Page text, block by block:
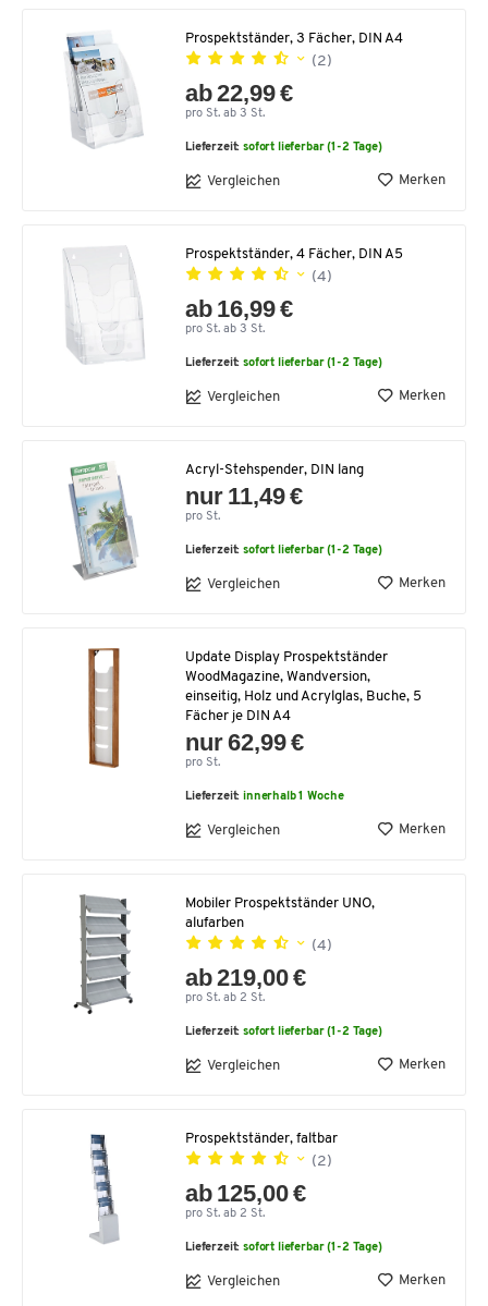
Prospektständer, 3 Fächer, DIN A4
(2)
ab 22,99 €
pro St. ab 3 St.
Lieferzeit:sofort lieferbar (1-2 Tage)
Vergleichen Merken
Prospektständer, 4 Fächer, DIN A5
(4)
ab 16,99 €
pro St. ab 3 St.
Lieferzeit:sofort lieferbar (1-2 Tage)
Vergleichen Merken
Acryl-Stehspender, DIN lang
nur 11,49 €
pro St.
Lieferzeit:sofort lieferbar (1-2 Tage)
Vergleichen Merken
Update Display Prospektständer
WoodMagazine, Wandversion,
einseitig, Holz und Acrylglas, Buche, 5
Fächer je DIN A4
nur 62,99 €
pro St.
Lieferzeit:innerhalb 1 Woche
Vergleichen Merken
Mobiler Prospektständer UNO,
alufarben
(4)
ab 219,00 €
pro St. ab 2 St.
Lieferzeit:sofort lieferbar (1-2 Tage)
Vergleichen Merken
Prospektständer, faltbar
(2)
ab 125,00 €
pro St. ab 2 St.
Lieferzeit:sofort lieferbar (1-2 Tage)
Vergleichen Merken